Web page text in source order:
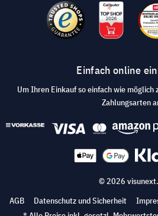
Einfach online
Um Ihren Einkauf so einfach wie
Zahlungsarten
© 2026
AGB
Datenschutz und Sicherheit